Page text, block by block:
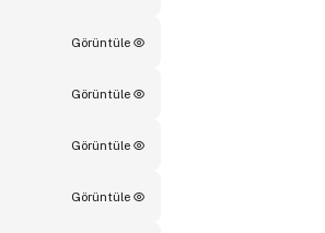
Görüntüle
Görüntüle
Görüntüle
Görüntüle